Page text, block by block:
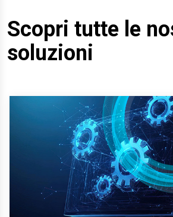
Scopri tutte le
soluzioni